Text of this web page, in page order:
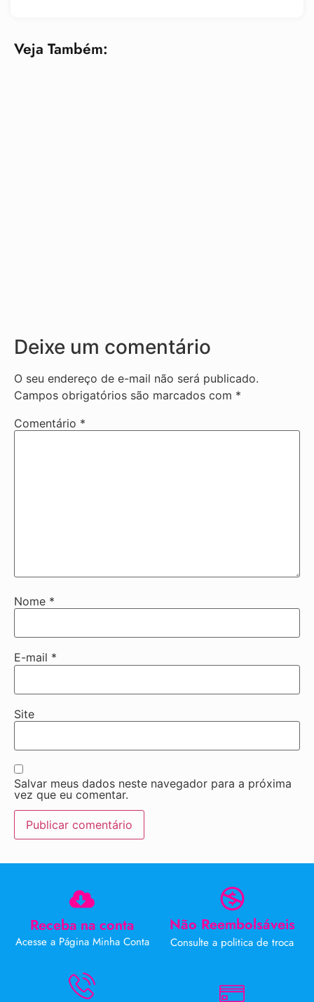
Veja Também:
Deixe um comentário
O seu endereço de e-mail não será publicado.
Campos obrigatórios são marcados com *
Comentário *
Nome *
E-mail *
Site
Salvar meus dados neste navegador para a próxima
vez que eu comentar.
Receba na conta
Acesse a Página Minha Conta
Não Reembolsáveis
Consulte a politica de troca